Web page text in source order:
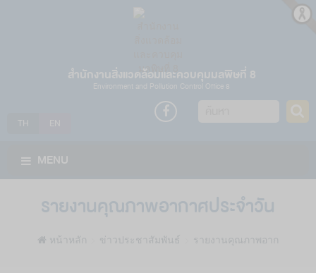
สำนักงานสิ่งแวดล้อมและควบคุมมลพิษที่ 8
Environment and Pollution Control Office 8
TH
MENU
รายงานคุณภาพอากาศประจำวัน
หน้าหลัก ข่าวประชาสัมพันธ์ รายงานคุณภาพอากาศประ